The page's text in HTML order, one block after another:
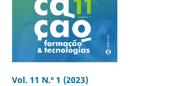
Vol. 11 N.º 1 (2023)